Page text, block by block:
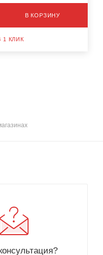
В КОРЗИНУ
1 КЛИК